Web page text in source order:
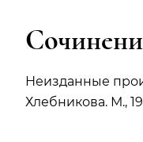
Неизданные
Хлебникова. М.,